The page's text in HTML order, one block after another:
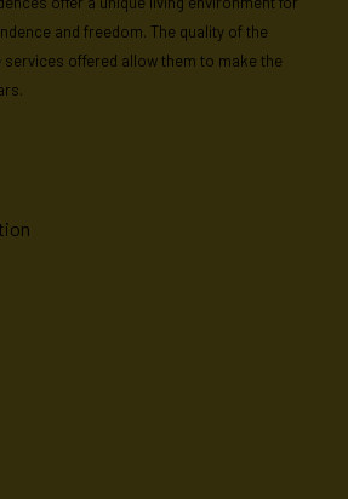
and freedom. The quality of the
offered allow them to make the